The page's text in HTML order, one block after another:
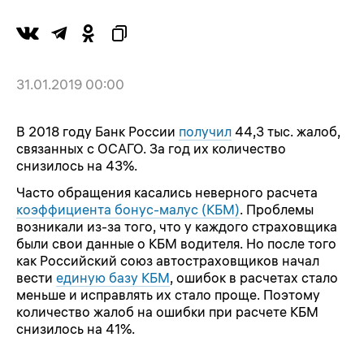
31.01.2019 00:00
В 2018 году Банк России получил 44,3 тыс. жалоб,
связанных с ОСАГО. За год их количество
снизилось на 43%.
Часто обращения касались неверного расчета
коэффициента бонус-малус (КБМ). Проблемы
возникали из-за того, что у каждого страховщика
были свои данные о КБМ водителя. Но после того
как Российский союз автостраховщиков начал
вести единую базу КБМ, ошибок в расчетах стало
меньше и исправлять их стало проще. Поэтому
количество жалоб на ошибки при расчете КБМ
снизилось на 41%.